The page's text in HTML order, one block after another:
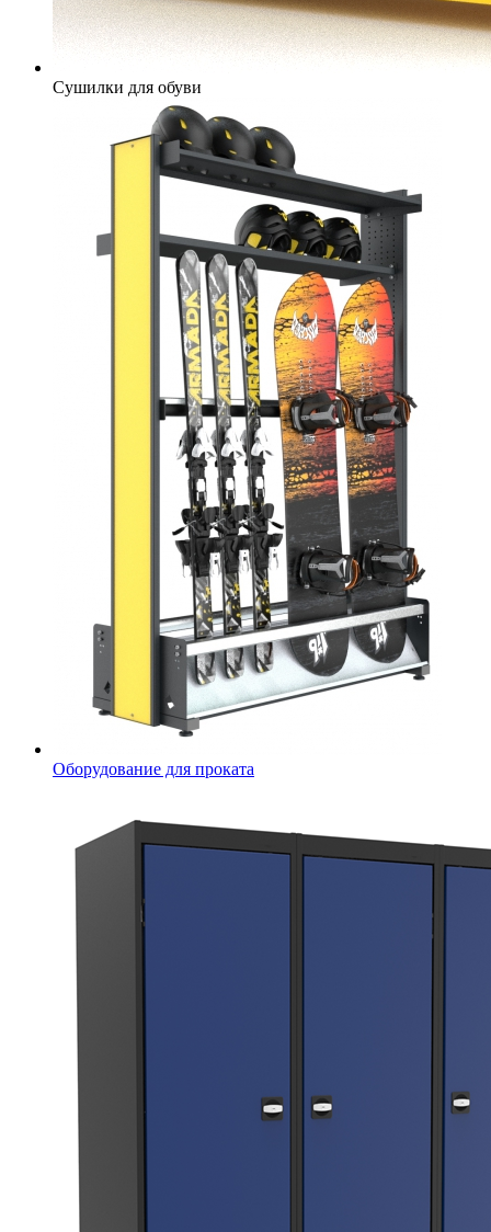
Сушилки для обуви
Оборудование для проката